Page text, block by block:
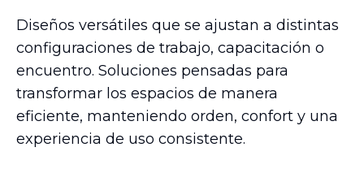
Diseños versátiles que se ajustan a distintas
configuraciones de trabajo, capacitación o
encuentro. Soluciones pensadas para
transformar los espacios de manera
eficiente, manteniendo orden, confort y una
experiencia de uso consistente.